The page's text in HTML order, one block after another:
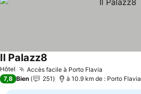
Hôtel Accès facile à Porto Flavia
Il Palazz8
7,8 Bien 251 à 10.9 km de : Porto Flavia